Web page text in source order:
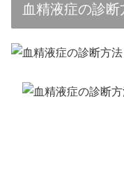
血精液症の診断